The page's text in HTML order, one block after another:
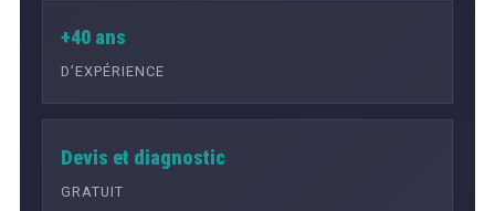
+40 ans
D’EXPÉRIENCE
Devis et diagnostic
GRATUIT